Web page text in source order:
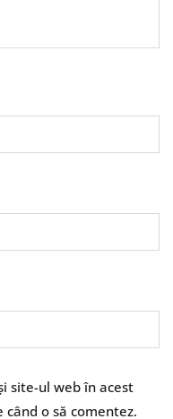
site-ul web în acest
o să comentez.